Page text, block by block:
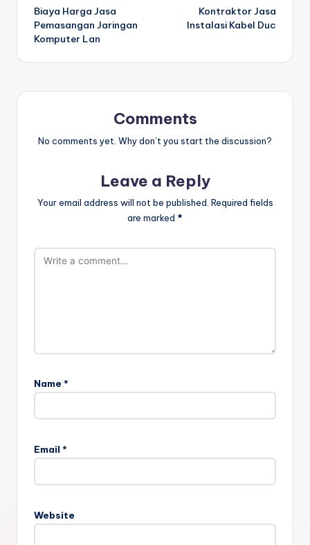
navigation
Biaya Harga Jasa
Pemasangan Jaringan
Komputer Lan
Kontraktor Jasa
Instalasi Kabel Duc
Comments
No comments yet. Why don’t you start the discussion?
Leave a Reply
Your email address will not be published. Required fields
are marked *
Name *
Email *
Website